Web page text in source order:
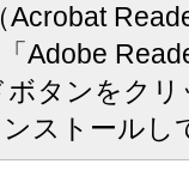
Acrobat
Adobe
タンをク
ストールし